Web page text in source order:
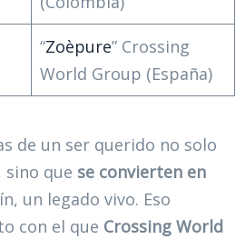
“Zoèpure” Crossing
World Group (España)
de un ser querido no solo
sino que se convierten en
un legado vivo. Eso
con el que Crossing World